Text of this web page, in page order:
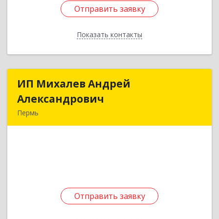
Отправить заявку
Показать контакты
Отправить заявку
Назад
ИП Михалев Андрей
Александрович
Пермь
Отправить заявку
ИП Михалев Андрей
Отправить заявку